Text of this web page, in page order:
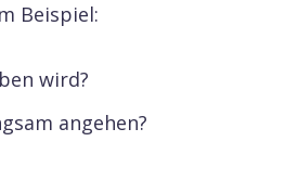
Beispiel:
wird?
angehen?